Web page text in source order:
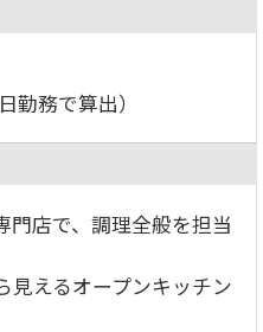
務で算出）
門店で、調理全般を担当
見えるオープンキッチン